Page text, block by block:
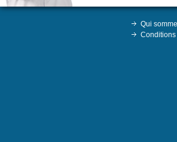
Qui